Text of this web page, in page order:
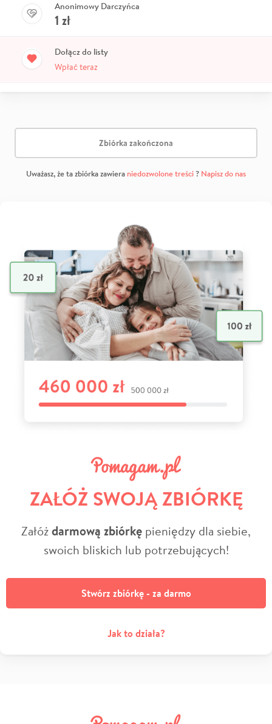
Anonimowy Darczyńca
1 zł
Dołącz do listy
Wpłać teraz
Zbiórka zakończona
Uważasz, że ta zbiórka zawiera niedozwolone treści? Napisz do nas
ZAŁÓŻ SWOJĄ ZBIÓRKĘ
Załóżdarmową zbiórkę pieniędzy dla siebie,
swoich bliskich lub potrzebujących!
Stwórz zbiórkę - za darmo
Jak to działa?